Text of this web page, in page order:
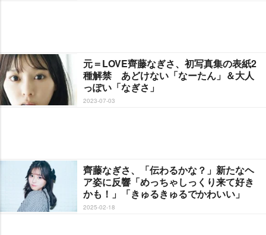
元＝LOVE齊藤なぎさ、初写真集の表紙2
種解禁 あどけない「なーたん」＆大人
っぽい「なぎさ」
2023-07-03
齊藤なぎさ、「伝わるかな？」新たなヘ
ア姿に反響「めっちゃしっくり来て好き
かも！」「きゅるきゅるでかわいい」
2025-02-18